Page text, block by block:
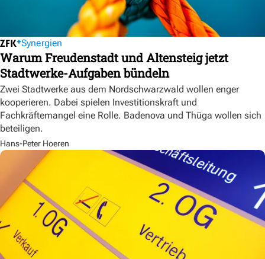
Synergien
Warum Freudenstadt und Altensteig jetzt
Stadtwerke-Aufgaben bündeln
Zwei Stadtwerke aus dem Nordschwarzwald wollen enger
kooperieren. Dabei spielen Investitionskraft und
Fachkräftemangel eine Rolle. Badenova und Thüga wollen sich
beteiligen.
Hans-Peter Hoeren